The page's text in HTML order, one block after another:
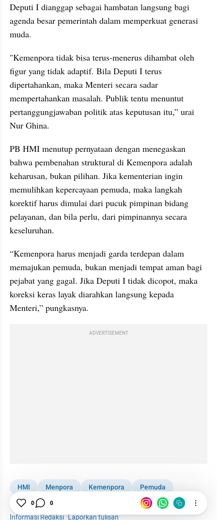
Deputi I dianggap sebagai hambatan langsung bagi
agenda besar pemerintah dalam memperkuat generasi
muda.
"Kemenpora tidak bisa terus-menerus dihambat oleh
figur yang tidak adaptif. Bila Deputi I terus
dipertahankan, maka Menteri secara sadar
mempertahankan masalah. Publik tentu menuntut
pertanggungjawaban politik atas keputusan itu,” urai
Nur Ghina.
PB HMI menutup pernyataan dengan menegaskan
bahwa pembenahan struktural di Kemenpora adalah
keharusan, bukan pilihan. Jika kementerian ingin
memulihkan kepercayaan pemuda, maka langkah
korektif harus dimulai dari pucuk pimpinan bidang
pelayanan, dan bila perlu, dari pimpinannya secara
keseluruhan.
“Kemenpora harus menjadi garda terdepan dalam
memajukan pemuda, bukan menjadi tempat aman bagi
pejabat yang gagal. Jika Deputi I tidak dicopot, maka
koreksi keras layak diarahkan langsung kepada
Menteri,” pungkasnya.
ADVERTISEMENT
HMI Menpora Kemenpora
Pemuda
Kementerian
Mahasiswa
Nasional
Informasi Redaksi·Laporkan tulisan
0 0